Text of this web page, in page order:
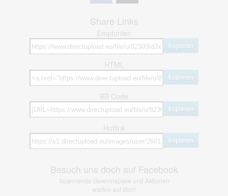
Share Links
Empfohlen
kopieren
HTML
kopieren
BB Code
kopieren
Hotlink
kopieren
Besuch uns doch auf Facebook
Spannende Gewinnspiele und Aktionen
warten auf dich!